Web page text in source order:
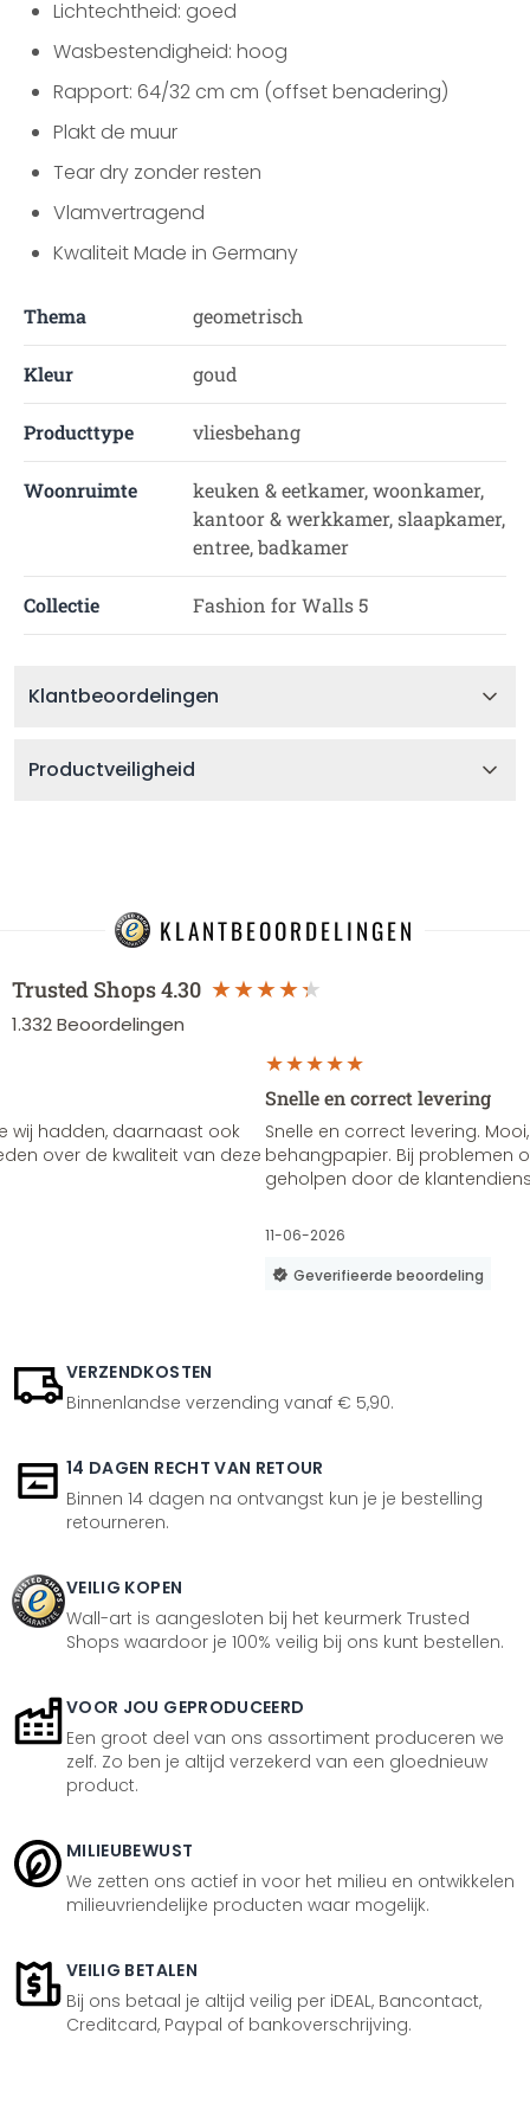
Lichtechtheid: goed
Wasbestendigheid: hoog
Rapport: 64/32 cm cm (offset benadering)
Plakt de muur
Tear dry zonder resten
Vlamvertragend
Kwaliteit Made in Germany
Thema geometrisch
Kleur goud
Producttype vliesbehang
Woonruimte
keuken & eetkamer, woonkamer,
kantoor & werkkamer, slaapkamer,
entree, badkamer
Collectie Fashion for Walls 5
Klantbeoordelingen
Productveiligheid
KLANTBEOORDELINGEN
Trusted Shops4.30
1.332Beoordelingen
wij hadden, daarnaast ook
over de kwaliteit van deze
Snelle en correct levering
Snelle en correct levering.
behangpapier. Bij problemen
geholpen door de
11-06-2026
Geverifieerde beoordeling
VERZENDKOSTEN
Binnenlandse verzending vanaf € 5,90.
14 DAGEN RECHT VAN RETOUR
Binnen 14 dagen na ontvangst kun je je bestelling
retourneren.
VEILIG KOPEN
Wall-art is aangesloten bij het keurmerk Trusted
Shops waardoor je 100% veilig bij ons kunt bestellen.
VOOR JOU GEPRODUCEERD
Een groot deel van ons assortiment produceren we
zelf. Zo ben je altijd verzekerd van een gloednieuw
product.
MILIEUBEWUST
We zetten ons actief in voor het milieu en ontwikkelen
milieuvriendelijke producten waar mogelijk.
VEILIG BETALEN
Bij ons betaal je altijd veilig per iDEAL, Bancontact,
Creditcard, Paypal of bankoverschrijving.